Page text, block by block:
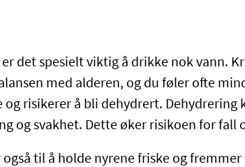
det spesielt viktig å drikke nok vann.
med alderen, og du føler ofte
risikerer å bli dehydrert. Dehydrering
og svakhet. Dette øker risikoen for fall
til å holde nyrene friske og